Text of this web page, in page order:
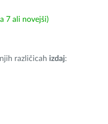
7 ali novejši)
različicah izdaj: